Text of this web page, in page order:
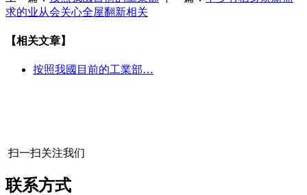
求的业从会关心全屋翻新相关
【相关文章】
按照我國目前的工業部…
扫一扫关注我们
联系方式